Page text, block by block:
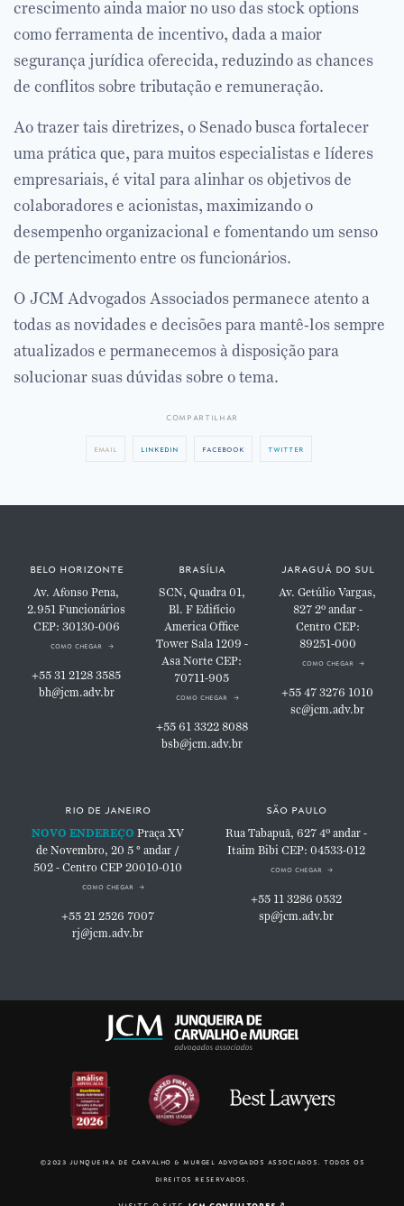
crescimento ainda maior no uso das stock options
como ferramenta de incentivo, dada a maior
segurança jurídica oferecida, reduzindo as chances
de conflitos sobre tributação e remuneração.
Ao trazer tais diretrizes, o Senado busca fortalecer
uma prática que, para muitos especialistas e líderes
empresariais, é vital para alinhar os objetivos de
colaboradores e acionistas, maximizando o
desempenho organizacional e fomentando um senso
de pertencimento entre os funcionários.
O JCM Advogados Associados permanece atento a
todas as novidades e decisões para mantê-los sempre
atualizados e permanecemos à disposição para
solucionar suas dúvidas sobre o tema.
compartilhar
email linkedin facebook twitter
belo horizonte
Av. Afonso Pena,
2.951Funcionários
CEP: 30130-006
como chegar
+55 31 2128 3585
bh@jcm.adv.br
brasília
SCN, Quadra 01,
Bl. FEdifício
America Office
TowerSala 1209 -
Asa NorteCEP:
70711-905
como chegar
+55 61 3322 8088
bsb@jcm.adv.br
jaraguá do sul
Av. Getúlio Vargas,
8272º andar -
Centro CEP:
89251-000
como chegar
+55 47 3276 1010
sc@jcm.adv.br
rio de janeiro
NOVO ENDEREÇO Praça XV
de Novembro, 20 5 ° andar /
502 - Centro CEP 20010-010
como chegar
+55 21 2526 7007
rj@jcm.adv.br
são paulo
Rua Tabapuã, 6274º andar -
Itaim BibiCEP: 04533-012
como chegar
+55 11 3286 0532
sp@jcm.adv.br
©2023 junqueira de carvalho & murgel advogados associados. todos os
direitos reservados.